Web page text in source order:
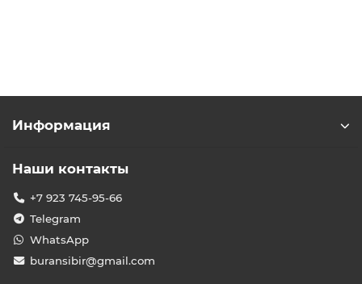
Информация
Наши контакты
+7 923 745-95-66
Telegram
WhatsApp
buransibir@gmail.com